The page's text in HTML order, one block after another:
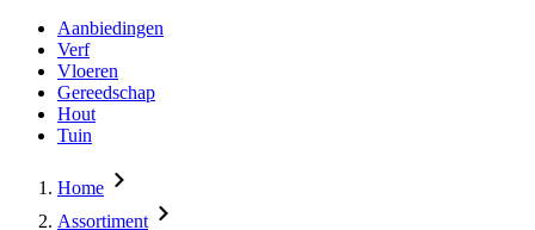
Aanbiedingen
Verf
Vloeren
Gereedschap
Hout
Tuin
Home
Assortiment